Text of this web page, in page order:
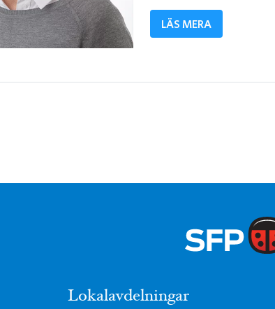
LÄS MERA
Lokalavdelningar